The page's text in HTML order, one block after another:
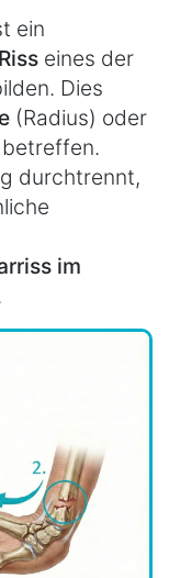
ein
Riss eines der
Dies
(Radius) oder
betreffen.
durchtrennt,
im